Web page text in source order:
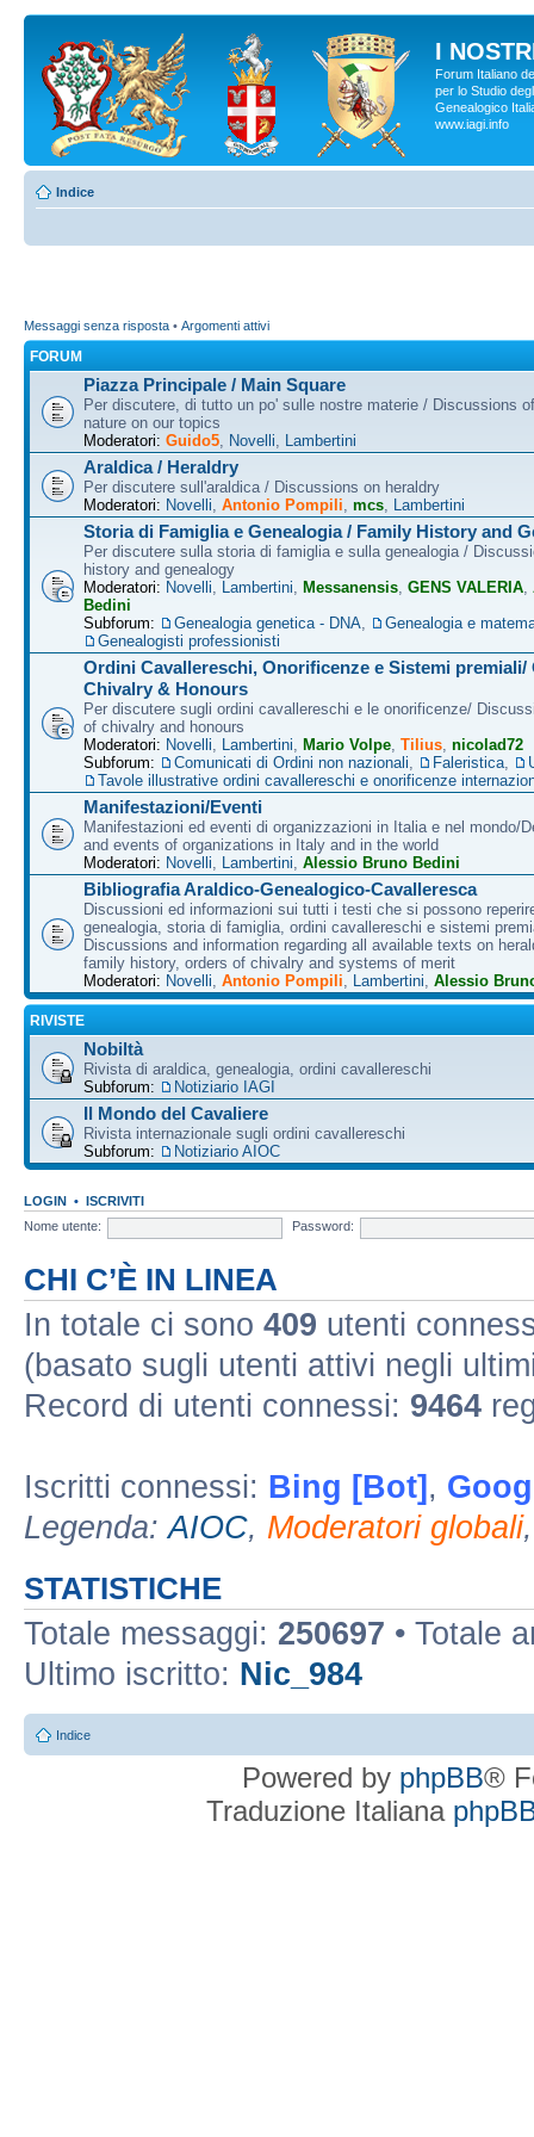
I
Forum Italiano
per lo Studio
Genealogico
www.iagi.info
Indice
Messaggi senza risposta • Argomenti attivi
FORUM
Piazza Principale / Main Square
Per discutere, di tutto un po' sulle nostre materie / Discussions
nature on our topics
Moderatori: Guido5 Novelli Lambertini
Araldica / Heraldry
Per discutere sull'araldica / Discussions on heraldry
Moderatori: Novelli Antonio Pompili mcs Lambertini
Storia di Famiglia e Genealogia / Family History and
Per discutere sulla storia di famiglia e sulla genealogia /
history and genealogy
Moderatori: Novelli Lambertini Messanensis GENS VALERIA
Bedini
Subforum:
Genealogia genetica - DNA
Genealogia e
Genealogisti professionisti
Ordini Cavallereschi, Onorificenze e Sistemi premiali/
Chivalry & Honours
Per discutere sugli ordini cavallereschi e le onorificenze/
of chivalry and honours
Moderatori: Novelli Lambertini Mario Volpe Tilius nicolad72
Subforum:
Comunicati di Ordini non nazionali Faleristica
Tavole illustrative ordini cavallereschi e onorificenze
Manifestazioni/Eventi
Manifestazioni ed eventi di organizzazioni in Italia e nel mondo/
and events of organizations in Italy and in the world
Moderatori: Novelli Lambertini Alessio Bruno Bedini
Bibliografia Araldico-Genealogico-Cavalleresca
Discussioni ed informazioni sui tutti i testi che si possono
genealogia, storia di famiglia, ordini cavallereschi e sistemi
Discussions and information regarding all available texts on
family history, orders of chivalry and systems of merit
Moderatori: Novelli Antonio Pompili Lambertini Alessio
RIVISTE
Nobiltà
Rivista di araldica, genealogia, ordini cavallereschi
Subforum:
Notiziario IAGI
Il Mondo del Cavaliere
Rivista internazionale sugli ordini cavallereschi
Subforum:
Notiziario AIOC
LOGIN • ISCRIVITI
Nome utente:
Password:
CHI C’È IN LINEA
In totale ci sono 409 utenti
(basato sugli utenti attivi negli
Record di utenti connessi: 9464
Iscritti connessi: Bing [Bot] ,
Legenda:AIOC, Moderatori globali
STATISTICHE
Totale messaggi: 250697 • Totale
Ultimo iscritto: Nic_984
Indice
Powered by phpBB®
Traduzione Italiana